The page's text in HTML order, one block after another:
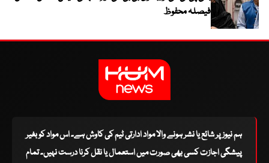
فیصلہ محفوظ
ہم نیوز پر شائع یا نشر ہونے والا مواد ادارتی ٹیم کی کاوش ہے۔ اس مواد کو بغیر
پیشگی اجازت کسی بھی صورت میں استعمال یا نقل کرنا درست نہیں۔ تمام